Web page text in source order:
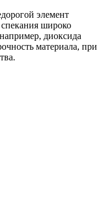
элемент
спекания широко
диоксида
материала, при